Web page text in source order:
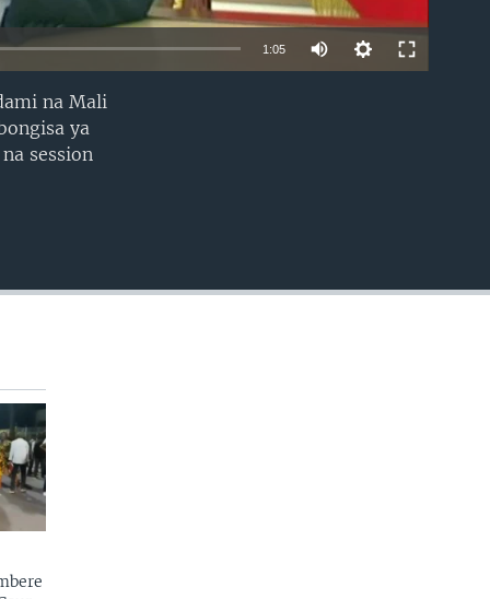
1:05
na Mali
ya
session